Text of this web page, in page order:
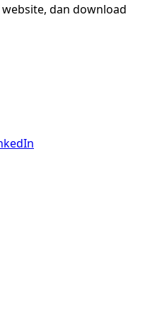
dan download